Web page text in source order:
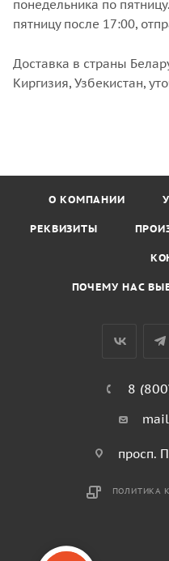
понедельника по
пятницу после 17:00,
Доставка в страны
Киргизия, Узбекистан,
О КОМПАНИИ
РЕКВИЗИТЫ
ПОЧЕМУ НАС
8
просп.
ПОЛИТИКА